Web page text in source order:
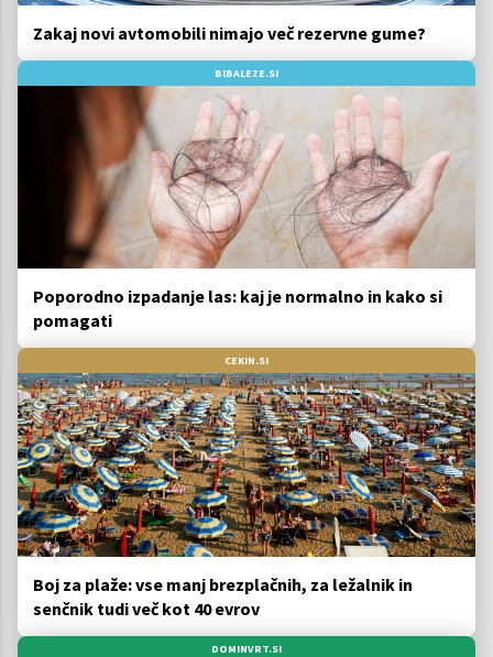
Zakaj novi avtomobili nimajo več rezervne gume?
BIBALEZE.SI
Poporodno izpadanje las: kaj je normalno in kako si
pomagati
CEKIN.SI
Boj za plaže: vse manj brezplačnih, za ležalnik in
senčnik tudi več kot 40 evrov
DOMINVRT.SI